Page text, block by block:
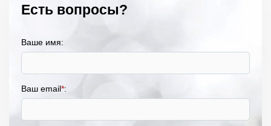
Есть вопросы?
Ваше имя:
Ваш email*: